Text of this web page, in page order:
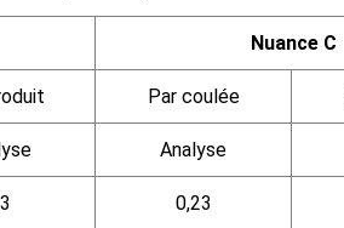
Nuance C
Par coulée
Analyse
0,23